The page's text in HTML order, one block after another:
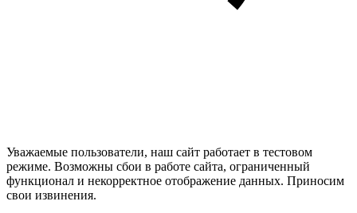
Уважаемые пользователи, наш сайт работает в тестовом
режиме. Возможны сбои в работе сайта, ограниченный
функционал и некорректное отображение данных. Приносим
свои извинения.